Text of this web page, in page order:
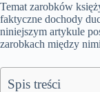
Temat zarobków
faktyczne dochody
niniejszym artykule
zarobkach między
Spis treści